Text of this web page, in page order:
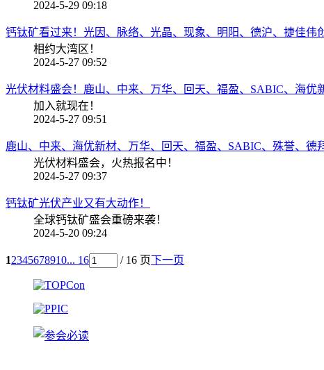
2024-5-29 09:18
钙钛矿看过来！光因、脉络、光晶、现象、明阳、德沪、捷佳伟
相约大湾区！
2024-5-27 09:52
光伏材料盛会！鹿山、中来、万华、回天、福盈、SABIC、海优
加入就现在！
2024-5-27 09:51
鹿山、中来、海优新材、万华、回天、福盈、SABIC、殊誉、德
光伏材料盛会，火热报名中！
2024-5-27 09:37
钙钛矿光伏产业又有大动作！
全球钙钛矿盛会重磅来袭！
2024-5-20 09:24
12345678910... 16 / 16 页下一页